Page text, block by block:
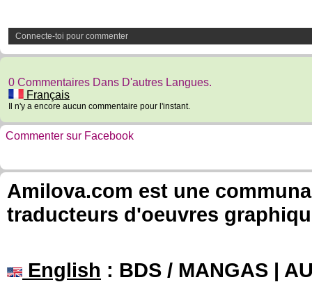
Connecte-toi pour commenter
0 Commentaires Dans D'autres Langues.
Français
Il n'y a encore aucun commentaire pour l'instant.
Commenter sur Facebook
Amilova.com est une
traducteurs d'oeuvres
English : BDS / MANGAS |